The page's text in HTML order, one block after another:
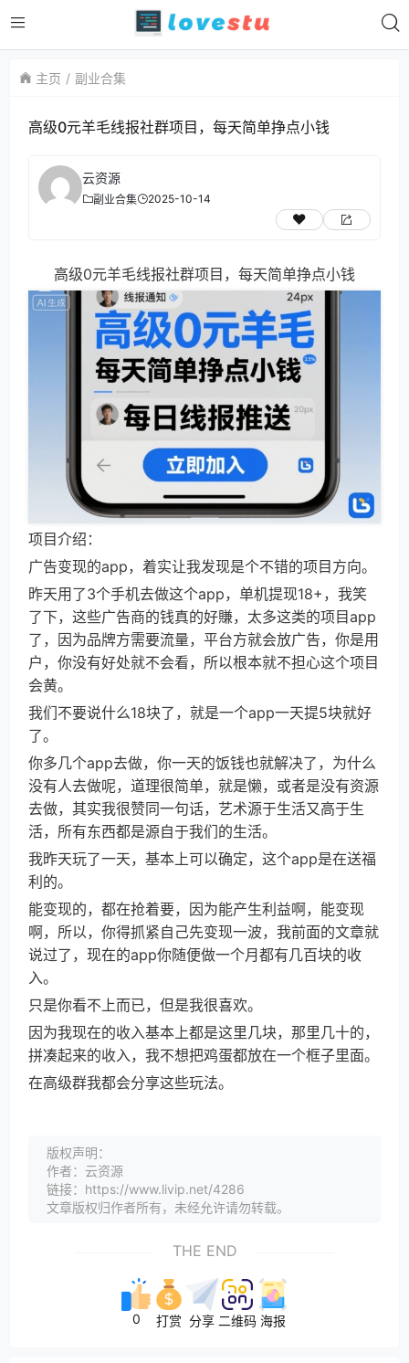
主页 副业合集
高级0元羊毛线报社群项目，每天简单挣点小钱
云资源
副业合集 2025-10-14
高级0元羊毛线报社群项目，每天简单挣点小钱
项目介绍：
广告变现的app，着实让我发现是个不错的项目方向。
昨天用了3个手机去做这个app，单机提现18+，我笑
了下，这些广告商的钱真的好賺，太多这类的项目app
了，因为品牌方需要流量，平台方就会放广告，你是用
户，你没有好处就不会看，所以根本就不担心这个项目
会黄。
我们不要说什么18块了，就是一个app一天提5块就好
了。
你多几个app去做，你一天的饭钱也就解决了，为什么
没有人去做呢，道理很简单，就是懒，或者是没有资源
去做，其实我很赞同一句话，艺术源于生活又高于生
活，所有东西都是源自于我们的生活。
我昨天玩了一天，基本上可以确定，这个app是在送福
利的。
能变现的，都在抢着要，因为能产生利益啊，能变现
啊，所以，你得抓紧自己先变现一波，我前面的文章就
说过了，现在的app你随便做一个月都有几百块的收
入。
只是你看不上而已，但是我很喜欢。
因为我现在的收入基本上都是这里几块，那里几十的，
拼凑起来的收入，我不想把鸡蛋都放在一个框子里面。
在高级群我都会分享这些玩法。
版权声明：
作者：云资源
链接：https://www.livip.net/4286
文章版权归作者所有，未经允许请勿转载。
THE END
0 打赏 分享 二维码 海报